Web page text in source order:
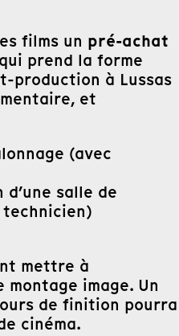
films un pré-achat
qui prend la forme
production à Lussas
et
(avec
salle de
technicien)
mettre à
image. Un
de finition pourra
cinéma.